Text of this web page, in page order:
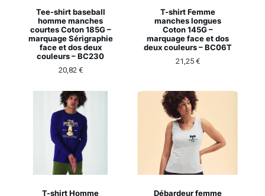
Tee-shirt baseball
homme manches
courtes Coton 185G –
marquage Sérigraphie
face et dos deux
couleurs – BC230
20,82 €
T-shirt Femme
manches longues
Coton 145G –
marquage face et dos
deux couleurs – BC06T
21,25 €
T-shirt Homme
Débardeur femme